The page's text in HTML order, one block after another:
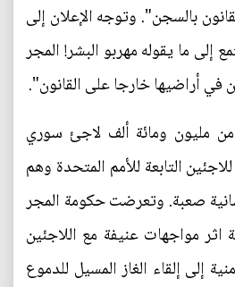
بالسجن". وتوجه الإعلان إلى
إلى ما يقوله مهربو البشر! المجر
في أراضيها خارجا على القانون".
مليون ومائة ألف لاجئ سوري
التابعة للأمم المتحدة وهم
صعبة. وتعرضت حكومة المجر
اثر مواجهات عنيفة مع اللاجئين
إلى إلقاء الغاز المسيل للدموع